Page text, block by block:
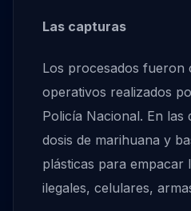
Las capturas
Los procesados fueron
operativos realizados
Policía Nacional. En las
dosis de marihuana y
plásticas para empacar
ilegales, celulares,